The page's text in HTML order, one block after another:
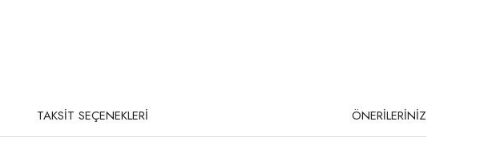
TAKSİT SEÇENEKLERİ ÖNERİLERİNİZ